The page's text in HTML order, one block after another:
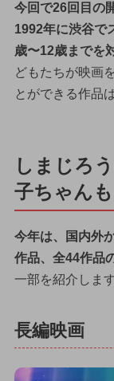
今回で26回目の
1992年に渋谷で
歳〜12歳までを
どもたちが映画
とができる作品
しまじろ
子ちゃんも
今年は、国内外
作品、全44作品
一部を紹介します
長編映画